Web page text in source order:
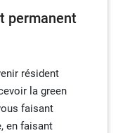
permanent
résident
la green
faisant
en faisant